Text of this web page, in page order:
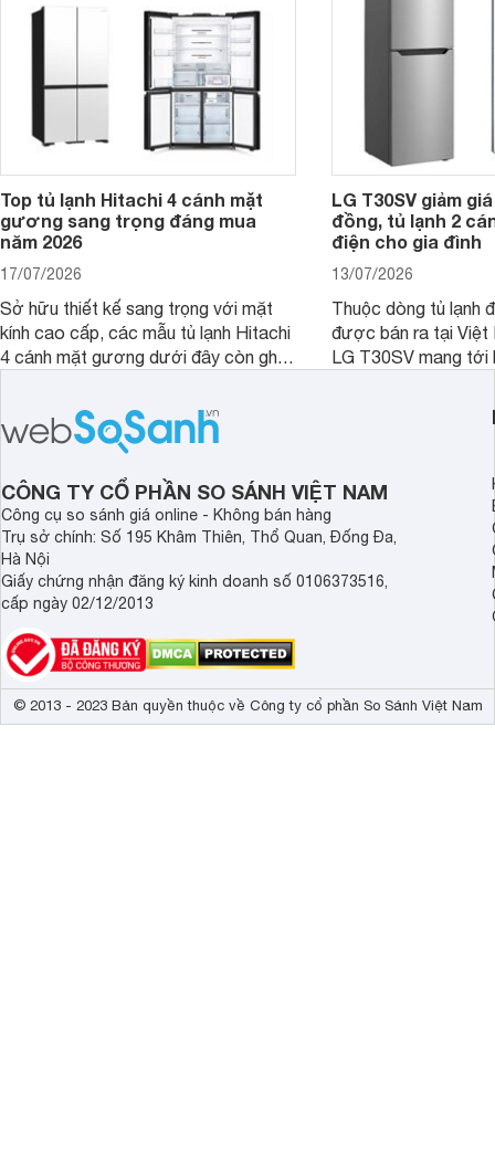
phải cân nhắc. Trên thị trường hiện
Top tủ lạnh Hitachi 4 cánh mặt
gương sang trọng đáng mua
năm 2026
17/07/2026
Sở hữu thiết kế sang trọng với mặt
kính cao cấp, các mẫu tủ lạnh Hitachi
4 cánh mặt gương dưới đây còn ghi
công nghệ bảo quản hiện đại, đáp ứng
tốt nhu cầu lưu trữ thực phẩm của gia
LG T30SV giảm
đồng, tủ lạnh 2
điện cho gia đình
13/07/2026
Thuộc dòng tủ lạnh
được bán ra tại Việt
LG T30SV mang tới
mức giá bán dễ
nhiều khách hàng
CÔNG TY CỔ PHẦN SO SÁNH VIỆT NAM
Công cụ so sánh giá online - Không bán hàng
Trụ sở chính: Số 195 Khâm Thiên, Thổ Quan, Đống Đa,
Hà Nội
Giấy chứng nhận đăng ký kinh doanh số 0106373516,
cấp ngày 02/12/2013
© 2013 - 2023 Bản quyền thuộc về Công ty cổ phần So Sánh Việt Nam